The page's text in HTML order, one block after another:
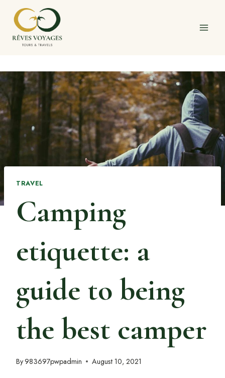
content
TRAVEL
Camping
etiquette: a
guide to being
the best camper
By 983697pwpadmin August 10, 2021